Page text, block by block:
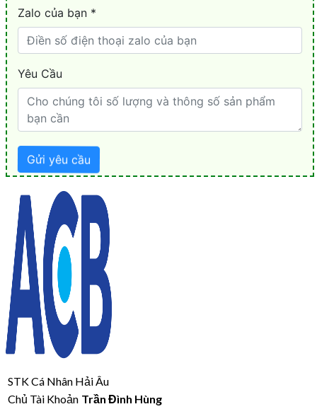
STK Cá Nhân Hải Âu
Chủ Tài Khoản Trần Đình Hùng